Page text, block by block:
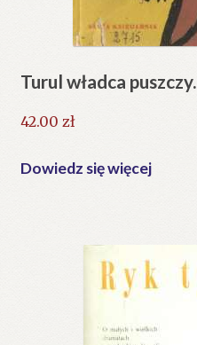
Turul władca puszczy.
42.00 zł
Dowiedz się więcej